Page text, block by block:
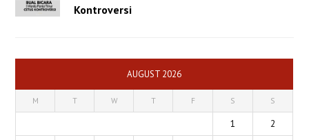
Kontroversi
AUGUST 2026
M T W T F S S
1
2